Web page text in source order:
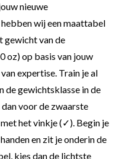
nieuwe
wij een maattabel
gewicht van de
oz) op basis van jouw
expertise. Train je al
de gewichtsklasse in de
voor de zwaarste
het vinkje (✓). Begin je
en zit je onderin de
kies dan de lichtste